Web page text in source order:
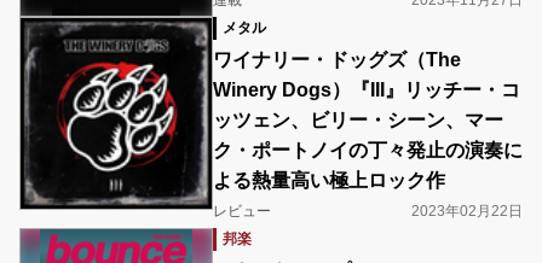
メタル
ワイナリー・ドッグズ（The
Winery Dogs）『III』リッチー・コ
ッツェン、ビリー・シーン、マー
ク・ポートノイの丁々発止の演奏に
よる熱量高い極上ロック作
レビュー
2023年02月22日
邦楽